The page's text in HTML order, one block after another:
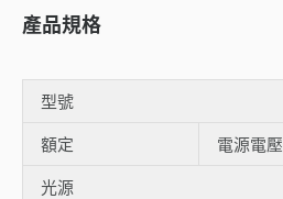
產品規格
型號
額定 電源電壓
光源